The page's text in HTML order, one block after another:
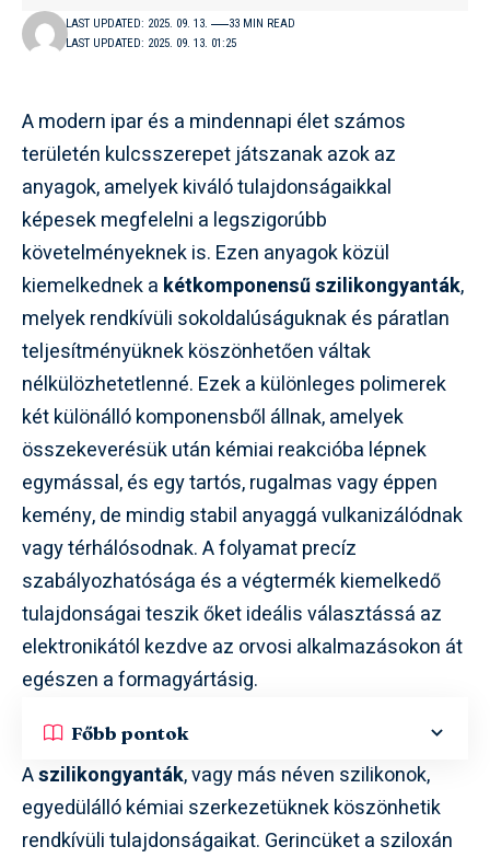
LAST UPDATED: 2025. 09. 13. 01:25
LAST UPDATED: 2025. 09. 13. 33 MIN READ
A modern ipar és a mindennapi élet számos
területén kulcsszerepet játszanak azok az
anyagok, amelyek kiváló tulajdonságaikkal
képesek megfelelni a legszigorúbb
követelményeknek is. Ezen anyagok közül
kiemelkednek a kétkomponensű szilikongyanták,
melyek rendkívüli sokoldalúságuknak és páratlan
teljesítményüknek köszönhetően váltak
nélkülözhetetlenné. Ezek a különleges polimerek
két különálló komponensből állnak, amelyek
összekeverésük után kémiai reakcióba lépnek
egymással, és egy tartós, rugalmas vagy éppen
kemény, de mindig stabil anyaggá vulkanizálódnak
vagy térhálósodnak. A folyamat precíz
szabályozhatósága és a végtermék kiemelkedő
tulajdonságai teszik őket ideális választássá az
elektronikától kezdve az orvosi alkalmazásokon át
egészen a formagyártásig.
Főbb pontok
Aszilikongyanták, vagy más néven szilikonok,
egyedülálló kémiai szerkezetüknek köszönhetik
rendkívüli tulajdonságaikat. Gerincüket a sziloxán